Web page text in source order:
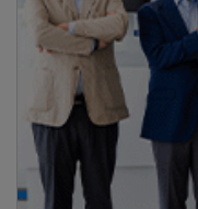
las reivindicaciones,
fomentar eldiálogo
abordando la
relevo generacional
jóvenes
para
movimiento vecinal
PUBLICIDAD